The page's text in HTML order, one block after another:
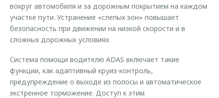
вокруг автомобиля и за дорожным покрытием на каждом
участке пути. Устранение «слепых зон» повышает
безопасность при движении на низкой скорости и в
сложных дорожных условиях.
Система помощи водителю ADAS включает такие
функции, как адаптивный круиз-контроль,
предупреждение о выходе из полосы и автоматическое
экстренное торможение. Доступ к этим